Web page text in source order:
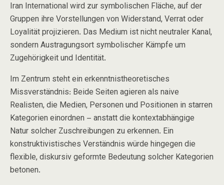
Iran Internationalwird zur symbolischen Fläche, auf der
Gruppen ihre Vorstellungen von Widerstand, Verrat oder
Loyalität projizieren. Das Medium ist nicht neutraler Kanal,
sondern Austragungsort symbolischer Kämpfe um
Zugehörigkeit und Identität.
Im Zentrum steht ein erkenntnistheoretisches
Missverständnis: Beide Seiten agieren als naive
Realisten, die Medien, Personen und Positionen in starren
Kategorien einordnen – anstatt die kontextabhängige
Natur solcher Zuschreibungen zu erkennen. Ein
konstruktivistisches Verständnis würde hingegen die
flexible, diskursiv geformte Bedeutung solcher Kategorien
betonen.